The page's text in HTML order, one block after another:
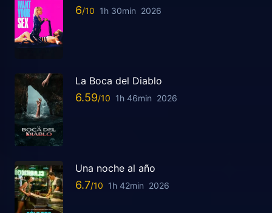
6 1h 30min 2026
La Boca del Diablo
6.59 1h 46min 2026
Una noche al año
6.7 1h 42min 2026